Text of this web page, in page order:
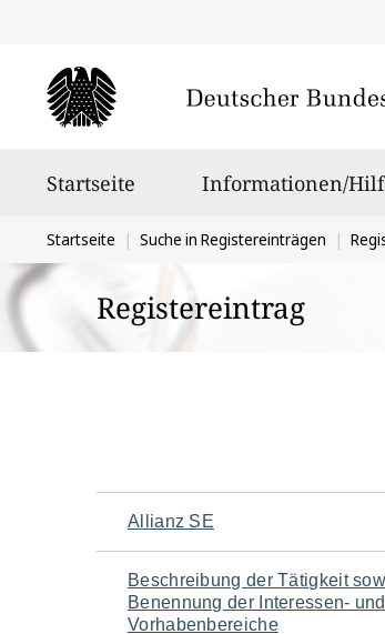
Startseite Informationen/
Sie
befinden
sich
hier:
Startseite Suche in Registereinträgen
Registereintrag
Navigation
für
Allianz SE
Beschreibung der Tätigkeit
Benennung der Interessen- und
Vorhabenbereiche